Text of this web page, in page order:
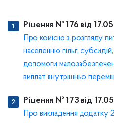
Рішення № 176 від
Про комісію з розгляду
населенню пільг,
допомоги
виплат внутрішньо
Рішення № 173 від
Про викладення додатку